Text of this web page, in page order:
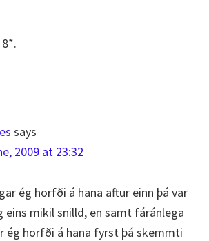
says
2009 at 23:32
ég horfði á hana aftur einn þá var
eins mikil snilld, en samt fáránlega
ég horfði á hana fyrst þá skemmti